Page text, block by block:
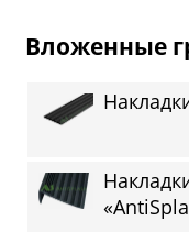
Вложенные